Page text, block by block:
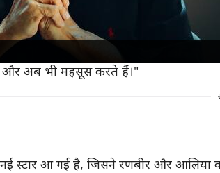
राहा के साथ अपने रिश्ते के बारे में
छोटी देवी कहता हूं। वह दिव्यता
और अब भी महसूस करते हैं।"
स्टार आ गई है, जिसने रणबीर और आलिया